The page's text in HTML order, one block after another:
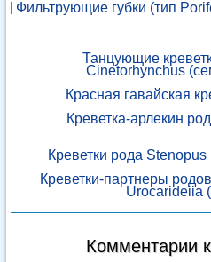
Фильтрующие губки (тип
Танцующие
Cinetorhynchus
Красная гавайская
Креветка-арлекин
Креветки рода
Креветки-партнеры
Urocarideiia
Комментарии